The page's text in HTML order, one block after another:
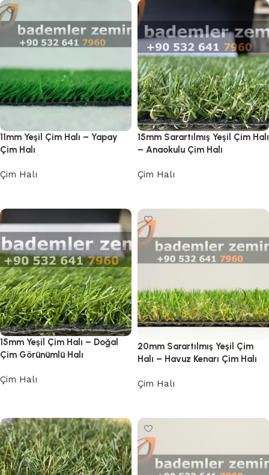
11mm Yeşil Çim Halı – Yapay
Çim Halı
Çim Halı
15mm Sarartılmış Yeşil Çim Halı
– Anaokulu Çim Halı
Çim Halı
15mm Yeşil Çim Halı – Doğal
Çim Görünümlü Halı
Çim Halı
20mm Sarartılmış Yeşil Çim
Halı – Havuz Kenarı Çim Halı
Çim Halı